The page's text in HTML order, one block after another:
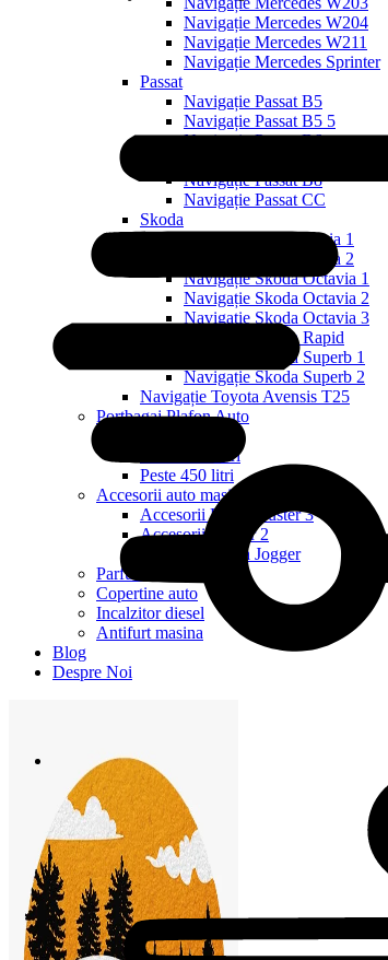
Navigație Mercedes W204
Navigație Mercedes W211
Navigație Mercedes Sprinter
Passat
Navigație Passat B5
Navigație Passat B5 5
Navigație Passat B6
Navigație Passat B8
Navigație Passat CC
Skoda
Navigație Skoda Fabia 1
Navigație Skoda Fabia 2
Navigație Skoda Octavia 1
Navigație Skoda Octavia 2
Navigație Skoda Octavia 3
Navigație Skoda Rapid
Navigație Skoda Superb 1
Navigație Skoda Superb 2
Navigație Toyota Avensis T25
Portbagaj Plafon Auto
Peste 350 Litri
Peste 450 litri
Accesorii auto masina
Accesorii Dacia Duster 3
Accesorii Duster 2
Accesorii Dacia Jogger
Parfum masina
Copertine auto
Incalzitor diesel
Antifurt masina
Blog
Despre Noi